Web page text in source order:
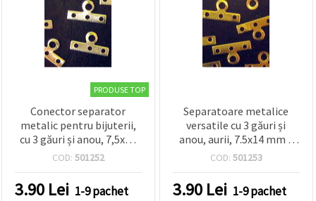
PRODUSE TOP
Conector separator
metalic pentru bijuterii,
cu 3 găuri și anou, 7,5x14
mm, argintiu – set 50
COD: 501252
3.90 Lei 1-9 pachet
Separatoare metalice
versatile cu 3 găuri și
anou, aurii, 7.5x14 mm –
50 buc., perfecte pentru
handmade
COD: 501253
3.90 Lei 1-9 pachet